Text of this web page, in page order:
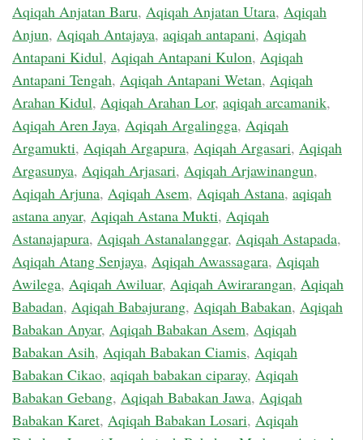
Aqiqah Anjatan Baru, Aqiqah Anjatan Utara, Aqiqah
Anjun, Aqiqah Antajaya, aqiqah antapani, Aqiqah
Antapani Kidul, Aqiqah Antapani Kulon, Aqiqah
Antapani Tengah, Aqiqah Antapani Wetan, Aqiqah
Arahan Kidul, Aqiqah Arahan Lor, aqiqah arcamanik,
Aqiqah Aren Jaya, Aqiqah Argalingga, Aqiqah
Argamukti, Aqiqah Argapura, Aqiqah Argasari, Aqiqah
Argasunya, Aqiqah Arjasari, Aqiqah Arjawinangun,
Aqiqah Arjuna, Aqiqah Asem, Aqiqah Astana, aqiqah
astana anyar, Aqiqah Astana Mukti, Aqiqah
Astanajapura, Aqiqah Astanalanggar, Aqiqah Astapada,
Aqiqah Atang Senjaya, Aqiqah Awassagara, Aqiqah
Awilega, Aqiqah Awiluar, Aqiqah Awirarangan, Aqiqah
Babadan, Aqiqah Babajurang, Aqiqah Babakan, Aqiqah
Babakan Anyar, Aqiqah Babakan Asem, Aqiqah
Babakan Asih, Aqiqah Babakan Ciamis, Aqiqah
Babakan Cikao, aqiqah babakan ciparay, Aqiqah
Babakan Gebang, Aqiqah Babakan Jawa, Aqiqah
Babakan Karet, Aqiqah Babakan Losari, Aqiqah